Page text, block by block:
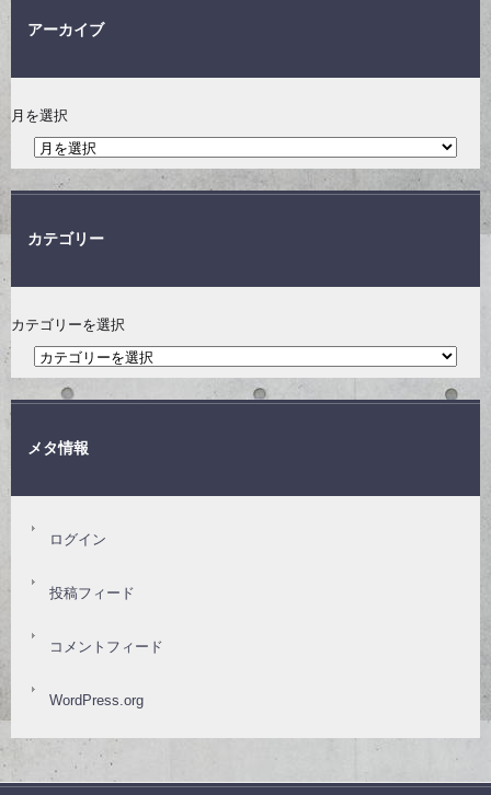
アーカイブ
月を選択
カテゴリー
カテゴリーを選択
メタ情報
ログイン
投稿フィード
コメントフィード
WordPress.org